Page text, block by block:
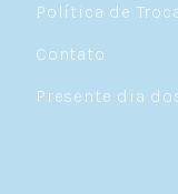
Política de
Contato
Presente dia